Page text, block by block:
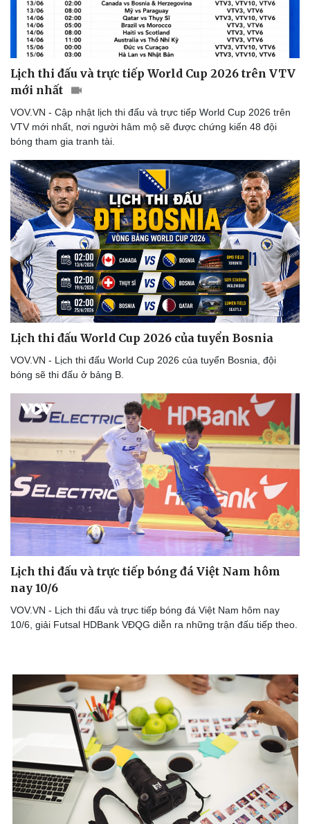
Doanh nghiệp
Thông tin doanh nghiệp
Doanh nghiệp 24h
Doanh nhân
Vì cộng đồng
Công nghệ
Sành điệu
Tin Công nghệ
Trải nghiệm
Chuyển đổi số
Lịch thi đấu và trực tiếp World Cup 2026 trên VTV
mới nhất
VOV.VN - Cập nhật lịch thi đấu và trực tiếp World Cup 2026 trên
VTV mới nhất, nơi người hâm mộ sẽ được chứng kiến 48 đội
bóng tham gia tranh tài.
Lịch thi đấu World Cup 2026 của tuyển Bosnia
VOV.VN - Lịch thi đấu World Cup 2026 của tuyển Bosnia, đội
bóng sẽ thi đấu ở bảng B.
Lịch thi đấu và trực tiếp bóng đá Việt Nam hôm
nay 10/6
VOV.VN - Lịch thi đấu và trực tiếp bóng đá Việt Nam hôm nay
10/6, giải Futsal HDBank VĐQG diễn ra những trận đấu tiếp theo.